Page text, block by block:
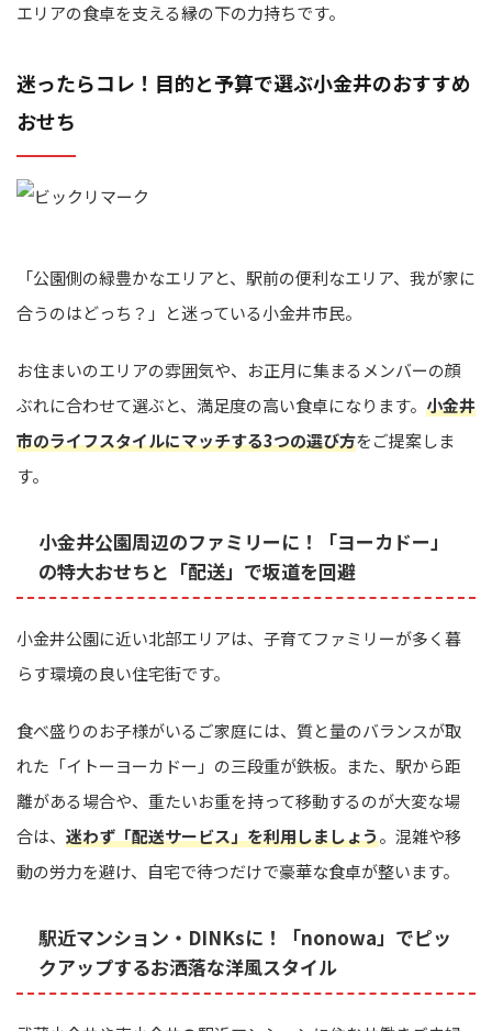
エリアの食卓を支える縁の下の力持ちです。
迷ったらコレ！目的と予算で選ぶ小金井のおすすめ
おせち
「公園側の緑豊かなエリアと、駅前の便利なエリア、我が家に
合うのはどっち？」と迷っている小金井市民。
お住まいのエリアの雰囲気や、お正月に集まるメンバーの顔
ぶれに合わせて選ぶと、満足度の高い食卓になります。 小金井
市のライフスタイルにマッチする3つの選び方をご提案しま
す。
小金井公園周辺のファミリーに！「ヨーカドー」
の特大おせちと「配送」で坂道を回避
小金井公園に近い北部エリアは、子育てファミリーが多く暮
らす環境の良い住宅街です。
食べ盛りのお子様がいるご家庭には、質と量のバランスが取
れた「イトーヨーカドー」の三段重が鉄板。また、駅から距
離がある場合や、重たいお重を持って移動するのが大変な場
合は、 迷わず「配送サービス」を利用しましょう。混雑や移
動の労力を避け、自宅で待つだけで豪華な食卓が整います。
駅近マンション・DINKsに！「nonowa」でピッ
クアップするお洒落な洋風スタイル